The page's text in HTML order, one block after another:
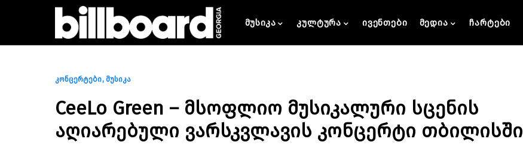
მუსიკა კულტურა ივენთები მედია ჩარტები
კონცერტები მუსიკა
CeeLo Green – მსოფლიო მუსიკალური სცენის
აღიარებული ვარსკვლავის კონცერტი თბილისში